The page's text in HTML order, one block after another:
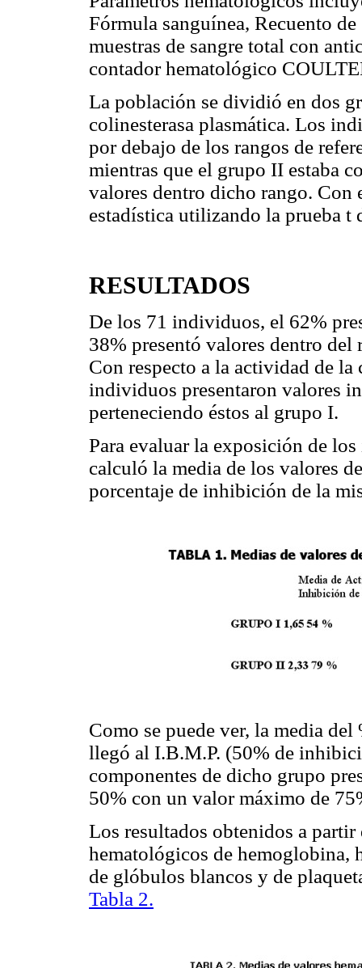
Fórmula sanguínea, Recuento
muestras de sangre total con
contador hematológico
La población se dividió en dos
colinesterasa plasmática. Los
por debajo de los rangos de
mientras que el grupo II estaba
valores dentro dicho rango. Con
estadística utilizando la prueba t
RESULTADOS
De los 71 individuos, el 62%
38% presentó valores dentro del
Con respecto a la actividad de
individuos presentaron valores
perteneciendo éstos al grupo I.
Para evaluar la exposición de
calculó la media de los valores
porcentaje de inhibición de la
Como se puede ver, la media
llegó al I.B.M.P. (50% de
componentes de dicho grupo
50% con un valor máximo de
Los resultados obtenidos a
hematológicos de hemoglobina,
de glóbulos blancos y de
Tabla 2.